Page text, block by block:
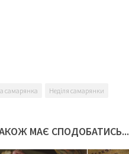
самарянка Неділя самарянки
МАЄ СПОДОБАТИСЬ...